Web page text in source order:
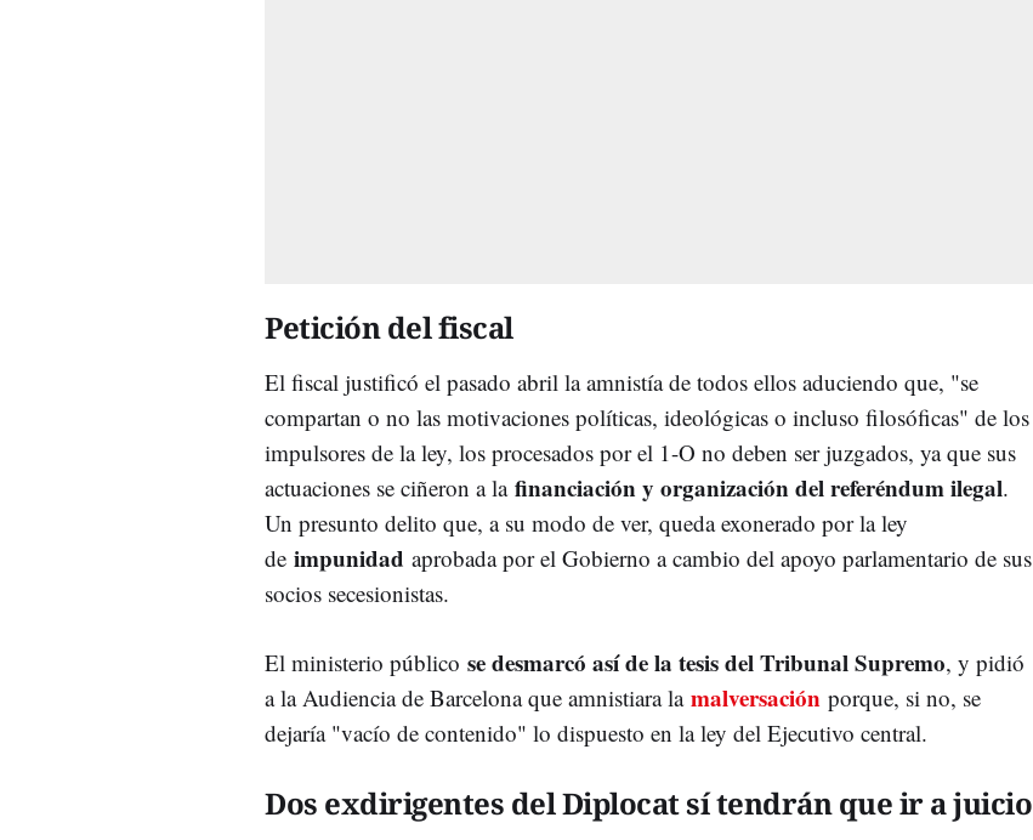
Petición del fiscal
El fiscal justificó el pasado abril la amnistía de todos ellos aduciendo que, "se
compartan o no las motivaciones políticas, ideológicas o incluso filosóficas" de los
impulsores de la ley, los procesados por el 1-O no deben ser juzgados, ya que sus
actuaciones se ciñeron a la financiación y organización del referéndum ilegal.
Un presunto delito que, a su modo de ver, queda exonerado por la ley
de impunidad aprobada por el Gobierno a cambio del apoyo parlamentario de sus
socios secesionistas.
El ministerio público se desmarcó así de la tesis del Tribunal Supremo, y pidió
a la Audiencia de Barcelona que amnistiara la malversación porque, si no, se
dejaría "vacío de contenido" lo dispuesto en la ley del Ejecutivo central.
Dos exdirigentes del Diplocat sí tendrán que ir a juicio